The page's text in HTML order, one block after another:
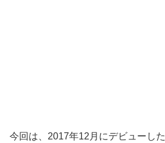
今回は、2017年12月にデビューし